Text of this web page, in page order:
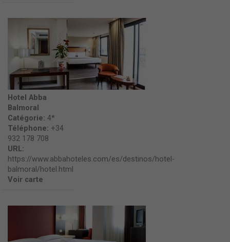
Hotel Abba
Balmoral
Catégorie: 4*
Téléphone: +34
932 178 708
URL:
https://www.abbahoteles.com/es/destinos/hotel-
balmoral/hotel.html
Voir carte